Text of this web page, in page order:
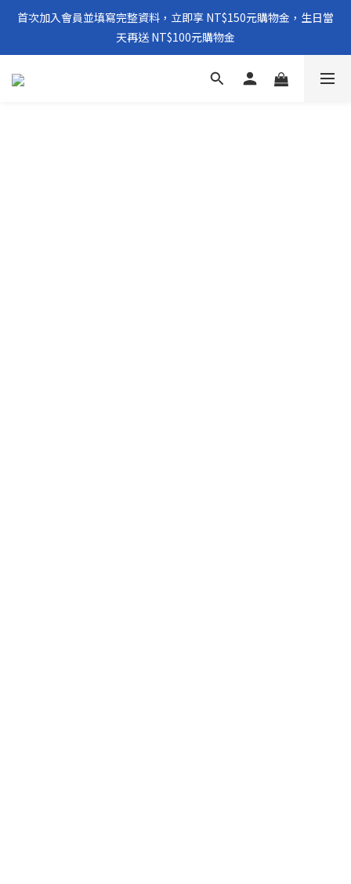
首次加入會員並填寫完整資料，立即享 NT$150元購物金，生日當
天再送 NT$100元購物金